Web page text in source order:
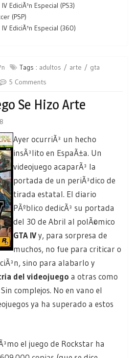
EdiciÃ³n Especial (PS3)
(PSP)
EdiciÃ³n Especial (360)
Tags : adultos arte
gta
5 Comments
Se Hizo Arte
Ayer ocurriÃ³ un hecho
insÃ³lito en EspaÃ±a. Un
videojuego acaparÃ³ la
portada de un periÃ³dico de
tirada estatal. El diario
PÃºblico dedicÃ³ su portada
del 30 de Abril al polÃ©mico
GTA IVy, para sorpresa de
muchos, no fue para criticar o
sino para alabarlo y
del videojuego a otras como
complejos. No en vano el
ya ha superado a estos
el juego de Rockstar ha